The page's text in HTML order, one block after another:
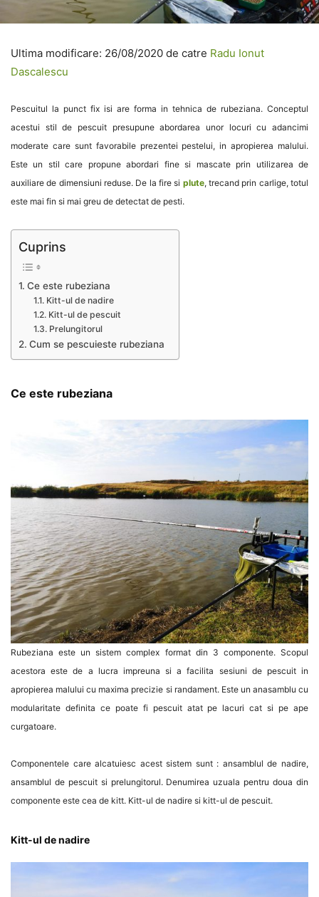
Ultima modificare: 26/08/2020 de catre Radu Ionut
Dascalescu
Pescuitul la punct fix isi are forma in tehnica de rubeziana. Conceptul
acestui stil de pescuit presupune abordarea unor locuri cu adancimi
moderate care sunt favorabile prezentei pestelui, in apropierea malului.
Este un stil care propune abordari fine si mascate prin utilizarea de
auxiliare de dimensiuni reduse. De la fire si plute, trecand prin carlige, totul
este mai fin si mai greu de detectat de pesti.
Cuprins
Ce este rubeziana
Kitt-ul de nadire
Kitt-ul de pescuit
Prelungitorul
Cum se pescuieste rubeziana
Ce este rubeziana
Rubeziana este un sistem complex format din 3 componente. Scopul
acestora este de a lucra impreuna si a facilita sesiuni de pescuit in
apropierea malului cu maxima precizie si randament. Este un anasamblu cu
modularitate definita ce poate fi pescuit atat pe lacuri cat si pe ape
curgatoare.
Componentele care alcatuiesc acest sistem sunt : ansamblul de nadire,
ansamblul de pescuit si prelungitorul. Denumirea uzuala pentru doua din
componente este cea de kitt. Kitt-ul de nadire si kitt-ul de pescuit.
Kitt-ul de nadire